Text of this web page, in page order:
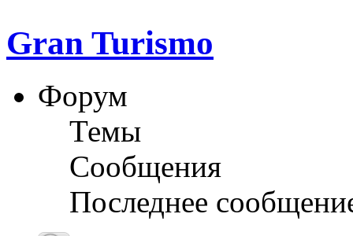
Gran Turismo
Форум
Темы
Сообщения
Последнее